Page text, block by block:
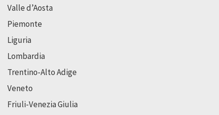
Valle d’Aosta
Piemonte
Liguria
Lombardia
Trentino-Alto Adige
Veneto
Friuli-Venezia Giulia